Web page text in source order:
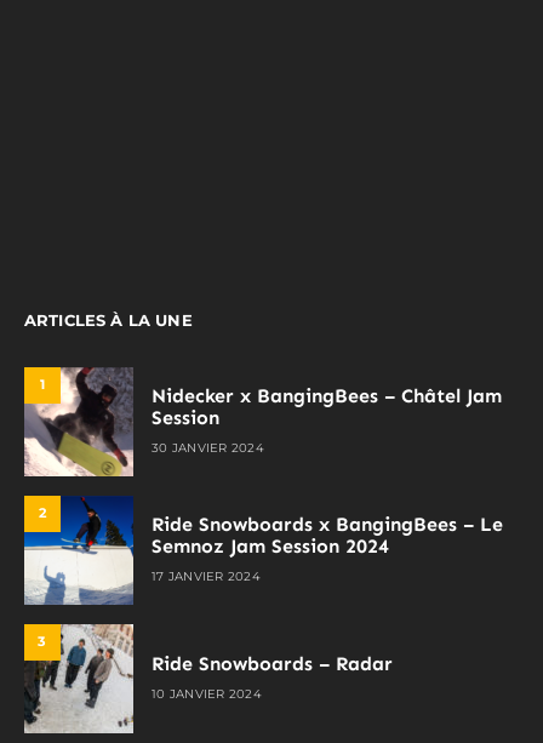
ARTICLES À LA UNE
1
Nidecker x BangingBees – Châtel Jam
Session
30 JANVIER 2024
2
Ride Snowboards x BangingBees – Le
Semnoz Jam Session 2024
17 JANVIER 2024
3
Ride Snowboards – Radar
10 JANVIER 2024